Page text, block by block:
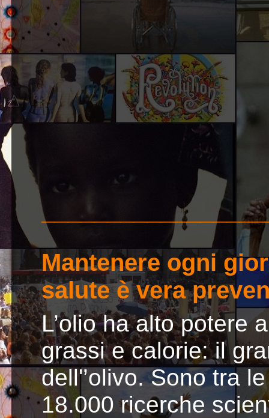
Mantenere ogni
salute è vera
L’olio ha alto potere
grassi e calorie: il
dell'’olivo. Sono tra
18.000 ricerche